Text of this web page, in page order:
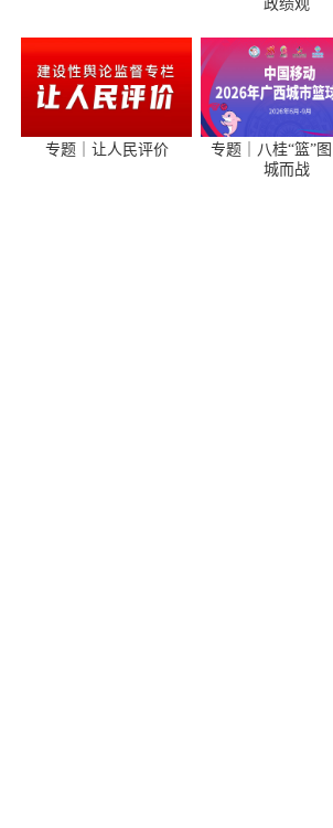
政绩观
专题｜让人民评价
专题｜八桂“篮”
城而战